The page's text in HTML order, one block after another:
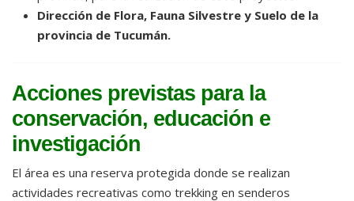
Dirección de Flora, Fauna Silvestre y Suelo de la
provincia de Tucumán.
Acciones previstas para la
conservación, educación e
investigación
El área es una reserva protegida donde se realizan
actividades recreativas como trekking en senderos